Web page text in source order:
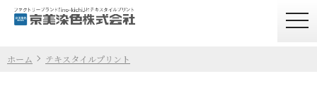
ホーム テキスタイルプリント